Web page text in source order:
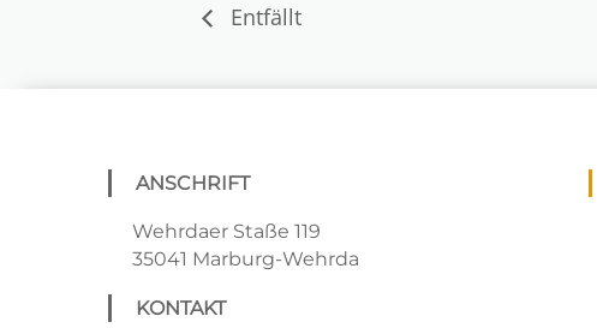
Entfällt
ANSCHRIFT
Wehrdaer Staße 119
35041 Marburg-Wehrda
KONTAKT